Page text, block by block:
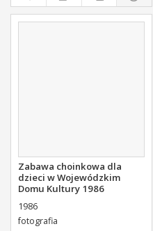
Zabawa choinkowa dla
dzieci w Wojewódzkim
Domu Kultury 1986
1986
fotografia